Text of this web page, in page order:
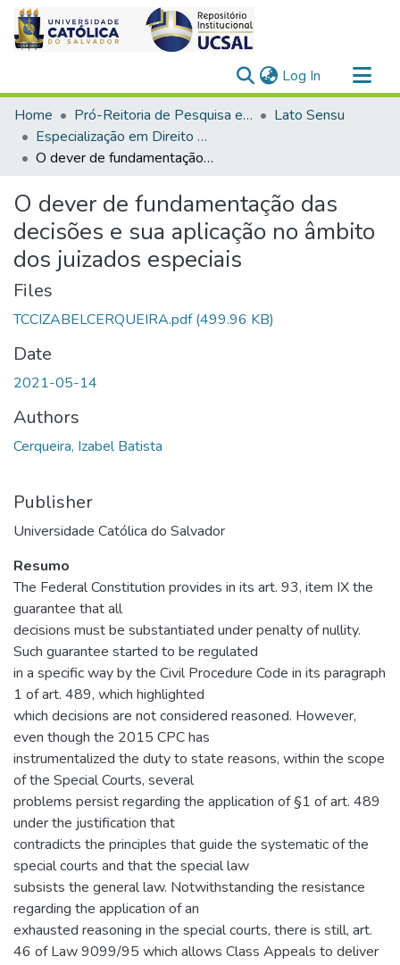
Log In (current)
Communities & Collections
All of DSpace
Statistics
Home Pró-Reitoria de Pesquisa e Pós-Graduação > Stricto Sensu
Lato Sensu
Especialização em Direito Processual Civil
O dever de fundamentação das decisões e sua aplicação no âmbito dos juizados especiais
O dever de fundamentação das
decisões e sua aplicação no âmbito
dos juizados especiais
Files
TCCIZABELCERQUEIRA.pdf(499.96 KB)
Date
2021-05-14
Authors
Cerqueira, Izabel Batista
Publisher
Universidade Católica do Salvador
Resumo
The Federal Constitution provides in its art. 93, item IX the
guarantee that all
decisions must be substantiated under penalty of nullity.
Such guarantee started to be regulated
in a specific way by the Civil Procedure Code in its paragraph
1 of art. 489, which highlighted
which decisions are not considered reasoned. However,
even though the 2015 CPC has
instrumentalized the duty to state reasons, within the scope
of the Special Courts, several
problems persist regarding the application of §1 of art. 489
under the justification that
contradicts the principles that guide the systematic of the
special courts and that the special law
subsists the general law. Notwithstanding the resistance
regarding the application of an
exhausted reasoning in the special courts, there is still, art.
46 of Law 9099/95 which allows Class Appeals to deliver